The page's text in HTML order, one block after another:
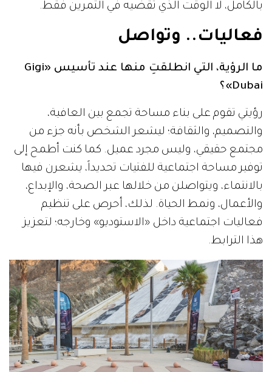
بالكامل، لا الوقت الذي تقضيه في التمرين فقط.
فعاليات.. وتواصل
ما الرؤية، التي انطلقتِ منها عند تأسيس «Gigi
Dubai»؟
رؤيتي تقوم على بناء مساحة تجمع بين العافية،
والتصميم، والثقافة؛ ليشعر الشخص بأنه جزء من
مجتمع حقيقي، وليس مجرد عميل. كما كنت أطمح إلى
توفير مساحة اجتماعية للفتيات تحديداً، يشعرن فيها
بالانتماء، ويتواصلن من خلالها عبر الصحة، والإبداع،
والأعمال، ونمط الحياة. لذلك، أحرص على تنظيم
فعاليات اجتماعية داخل «الاستوديو» وخارجه؛ لتعزيز
هذا الترابط.